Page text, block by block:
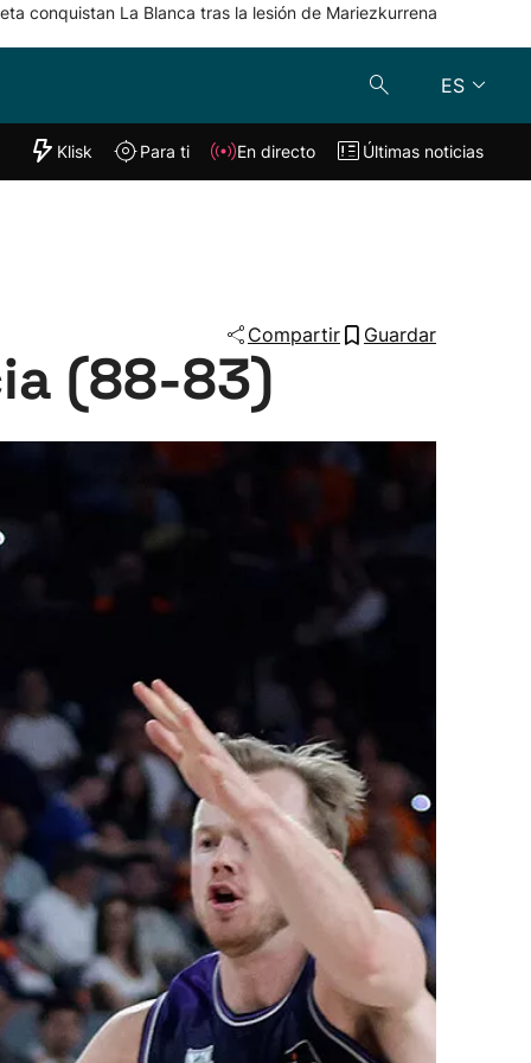
conquistan La Blanca tras la lesión de Mariezkurrena
ES
"Helmuga"
Klisk En directo
Klisk Para ti En directo Últimas noticias
Compartir Guardar
(88-83)